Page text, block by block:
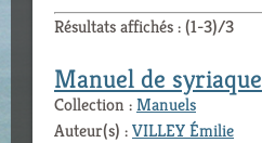
Résultats affichés : (1-3)/3
Manuel de syriaque
Collection :Manuels
Auteur(s) :VILLEY Émilie